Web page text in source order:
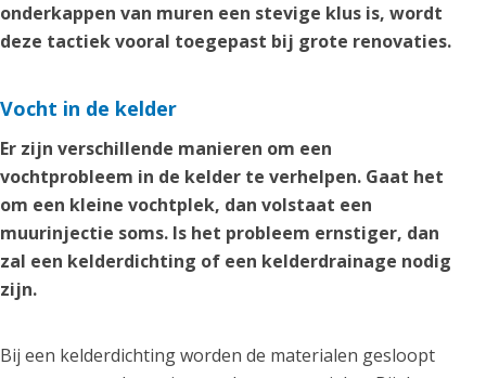
onderkappen van muren een stevige klus is, wordt
deze tactiek vooral toegepast bij grote renovaties.
Vocht in de kelder
Er zijn verschillende manieren om een
vochtprobleem in de kelder te verhelpen. Gaat het
om een kleine vochtplek, dan volstaat een
muurinjectie soms. Is het probleem ernstiger, dan
zal een kelderdichting of een kelderdrainage nodig
zijn.
Bij een kelderdichting worden de materialen gesloopt